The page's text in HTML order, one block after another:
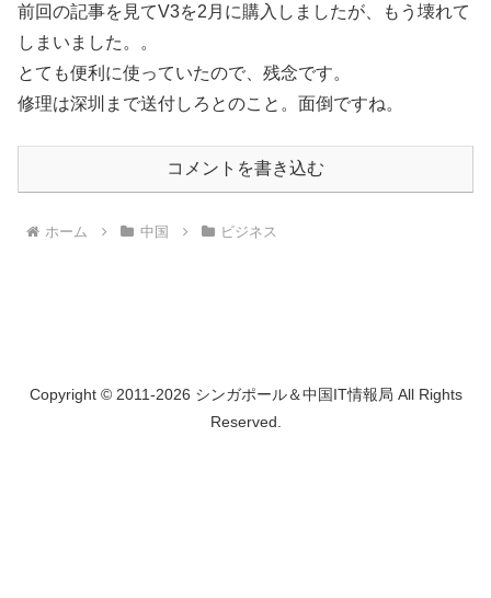
前回の記事を見てV3を2月に購入しましたが、もう壊れて
しまいました。。
とても便利に使っていたので、残念です。
修理は深圳まで送付しろとのこと。面倒ですね。
コメントを書き込む
ホーム 中国 ビジネス
Copyright © 2011-2026 シンガポール＆中国IT情報局 All Rights
Reserved.